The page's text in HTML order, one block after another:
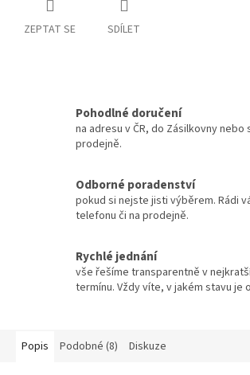
ZEPTAT SE SDÍLET
Pohodlné doručení
na adresu v ČR, do Zásilkovny nebo
prodejně.
Odborné poradenství
pokud si nejste jisti výběrem. Rádi
telefonu či na prodejně.
Rychlé jednání
vše řešíme transparentně v
termínu. Vždy víte, v jakém stavu je
Popis Podobné (8) Diskuze